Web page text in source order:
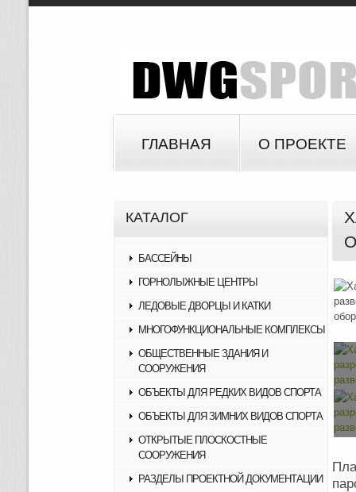
ГЛАВНАЯ О ПРОЕКТЕ
КАТАЛОГ
БАССЕЙНЫ
ГОРНОЛЫЖНЫЕ ЦЕНТРЫ
ЛЕДОВЫЕ ДВОРЦЫ И КАТКИ
МНОГОФУНКЦИОНАЛЬНЫЕ КОМПЛЕКСЫ
ОБЩЕСТВЕННЫЕ ЗДАНИЯ И
СООРУЖЕНИЯ
ОБЪЕКТЫ ДЛЯ РЕДКИХ ВИДОВ СПОРТА
ОБЪЕКТЫ ДЛЯ ЗИМНИХ ВИДОВ СПОРТА
ОТКРЫТЫЕ ПЛОСКОСТНЫЕ
СООРУЖЕНИЯ
РАЗДЕЛЫ ПРОЕКТНОЙ ДОКУМЕНТАЦИИ